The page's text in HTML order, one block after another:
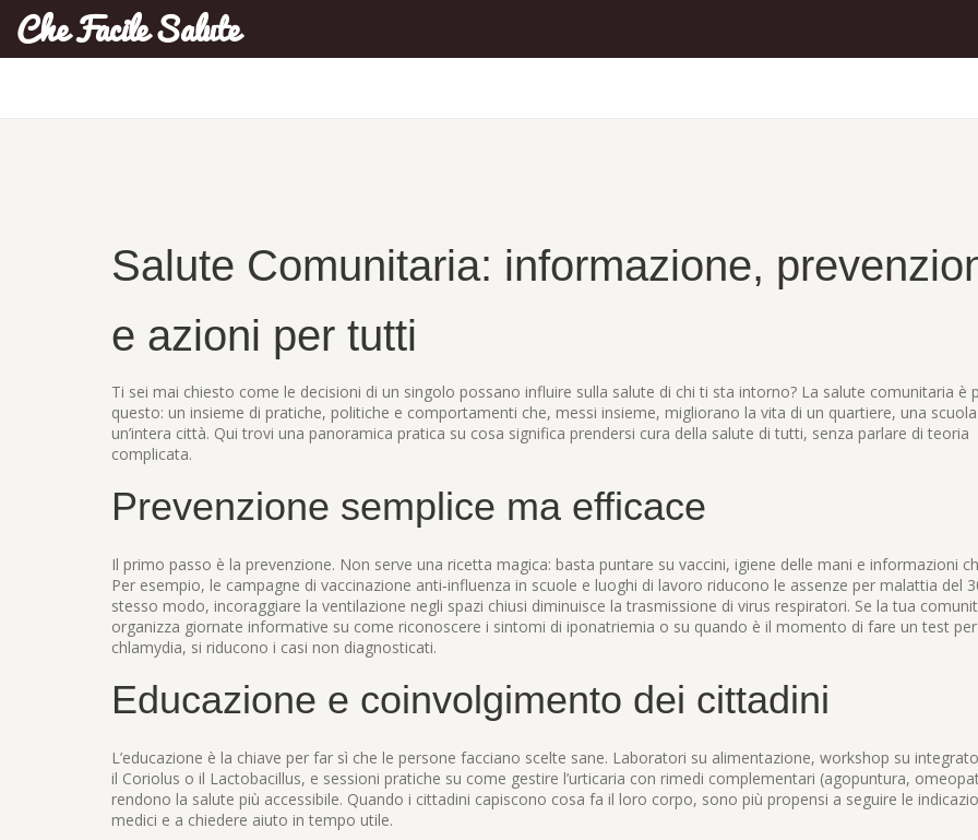
Che Facile Salute
Salute Comunitaria: informazione,
e azioni per tutti
Ti sei mai chiesto come le decisioni di un singolo possano influire sulla salute di chi ti sta intorno? La salute comunitaria è
questo: un insieme di pratiche, politiche e comportamenti che, messi insieme, migliorano la vita di un quartiere, una
un’intera città. Qui trovi una panoramica pratica su cosa significa prendersi cura della salute di tutti, senza parlare di teoria
complicata.
Prevenzione semplice ma efficace
Il primo passo è la prevenzione. Non serve una ricetta magica: basta puntare su vaccini, igiene delle mani e informazioni
Per esempio, le campagne di vaccinazione anti‑influenza in scuole e luoghi di lavoro riducono le assenze per malattia del
stesso modo, incoraggiare la ventilazione negli spazi chiusi diminuisce la trasmissione di virus respiratori. Se la tua
organizza giornate informative su come riconoscere i sintomi di iponatriemia o su quando è il momento di fare un test
chlamydia, si riducono i casi non diagnosticati.
Educazione e coinvolgimento dei cittadini
L’educazione è la chiave per far sì che le persone facciano scelte sane. Laboratori su alimentazione, workshop su
il Coriolus o il Lactobacillus, e sessioni pratiche su come gestire l’urticaria con rimedi complementari (agopuntura,
rendono la salute più accessibile. Quando i cittadini capiscono cosa fa il loro corpo, sono più propensi a seguire le
medici e a chiedere aiuto in tempo utile.